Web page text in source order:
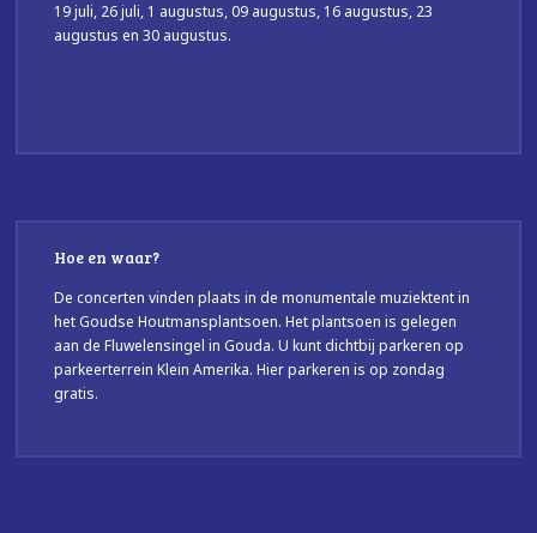
19 juli, 26 juli, 1 augustus, 09 augustus, 16 augustus, 23
augustus en 30 augustus.
Hoe en waar?
De concerten vinden plaats in de monumentale muziektent in
het Goudse Houtmansplantsoen. Het plantsoen is gelegen
aan de Fluwelensingel in Gouda. U kunt dichtbij parkeren op
parkeerterrein Klein Amerika. Hier parkeren is op zondag
gratis.